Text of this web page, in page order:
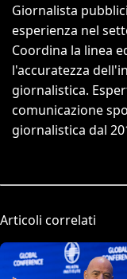
Giornalista
esperienza nel
Coordina la linea
l'accuratezza
giornalistica.
comunicazione
giornalistica dal
Articoli correlati